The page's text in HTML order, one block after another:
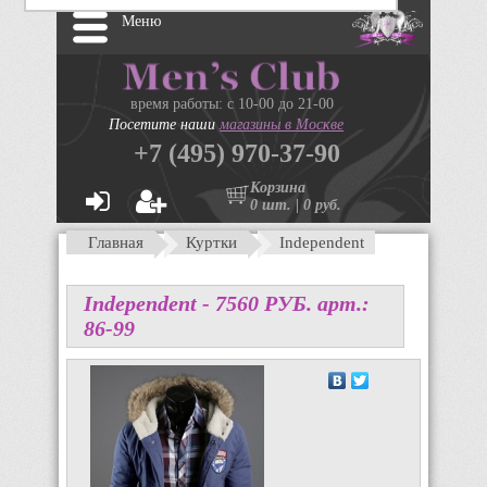
Меню
время работы: с 10-00 до 21-00
Посетите нашимагазины в Москве
+7 (495) 970-37-90
Корзина
0 шт. | 0 руб.
Главная Куртки Independent
Independent - 7560 PУБ. арт.:
86-99